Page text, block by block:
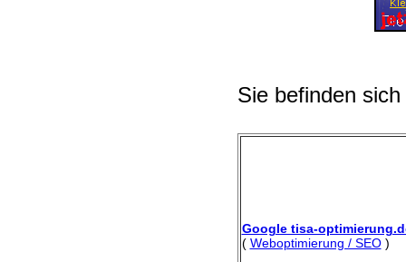
Sie befinden
Google tisa-
( Weboptimierung / SEO)